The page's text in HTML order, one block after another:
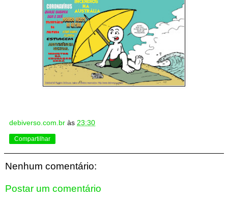
debiverso.com.br às 23:30
Compartilhar
Nenhum comentário:
Postar um comentário